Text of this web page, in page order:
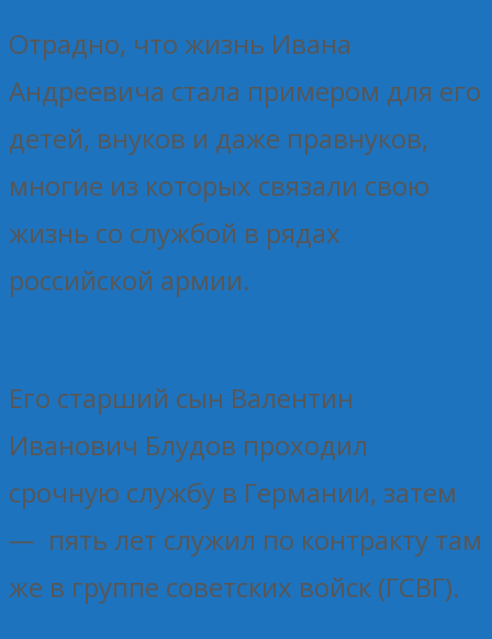
Отрадно, что жизнь Ивана
Андреевича стала примером для его
детей, внуков и даже правнуков,
многие из которых связали свою
жизнь со службой в рядах
российской армии.
Его старший сын Валентин
Иванович Блудов проходил
срочную службу в Германии, затем
— пять лет служил по контракту там
же в группе советских войск (ГСВГ).